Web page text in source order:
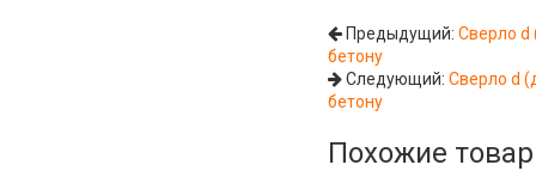
Предыдущий:Сверло d
бетону
Следующий:Сверло d
бетону
Похожие